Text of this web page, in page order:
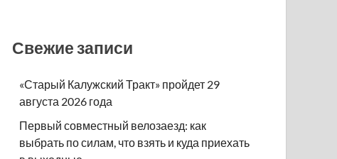
Свежие записи
«Старый Калужский Тракт» пройдет 29
августа 2026 года
Первый совместный велозаезд: как
выбрать по силам, что взять и куда приехать